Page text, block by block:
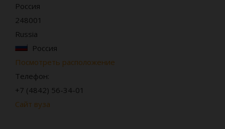
Россия
248001
Russia
Россия
Посмотреть расположение
Телефон:
+7 (4842) 56-34-01
Сайт вуза